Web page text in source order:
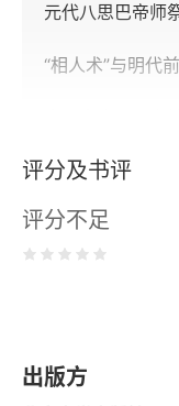
元代八思巴帝师
“相人术”与明代
从“民情”到“恨
1931年邓之诚去
评分及书评
评分不足
出版方